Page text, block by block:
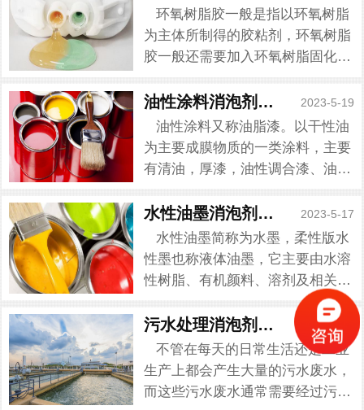
过程中却经常遇到泡沫问题，在搅
拌过程中，通气大，导致泡沫...
环氧树脂胶一般是指以环氧树脂
为主体所制得的胶粘剂，环氧树脂
胶一般还需要加入环氧树脂固化剂
程中产生气泡的原因一是在搅拌过
程中带入的气体而产生的气泡。很
多环氧树脂胶厂家都在为这些...
油性涂料消泡剂如何选择 2023-5-19
油性涂料又称油脂漆。以干性油
为主要成膜物质的一类涂料，主要
有清油，厚漆，油性调合漆、油性
生产过程中需要加入一定的化学助
剂进行生产，但往往因为这些化学
助剂会导致大量的泡沫产生。...
水性油墨消泡剂的优点 2023-5-17
水性油墨简称为水墨，柔性版水
性墨也称液体油墨，它主要由水溶
性树脂、有机颜料、溶剂及相关助
剂经复合研磨加工而成。在很多水
性油墨厂家都在反映水性油墨在生
产过程中会产生大量的泡沫，油墨
含有易起泡的活性成分,它本...
污水处理消泡剂成分以及原理 2023-5-17
不管在每天的日常生活还是工业
生产上都会产生大量的污水废水，
而这些污水废水通常需要经过污水